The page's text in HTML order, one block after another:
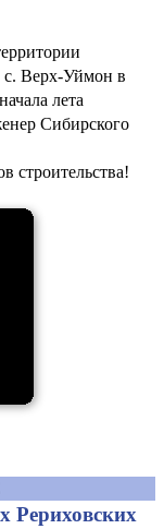
с. Верх-Уймон в
лета
Сибирского
строительства!
Рериховских